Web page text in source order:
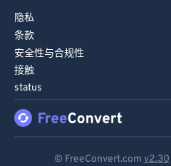
隐私
条款
安全性与合规性
接触
status
© FreeConvert.com v2.30